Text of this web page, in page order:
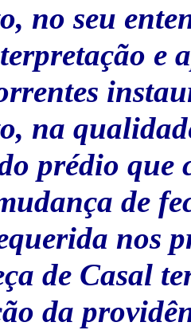
no seu
e
na
prédio
de
nos
de Casal
da